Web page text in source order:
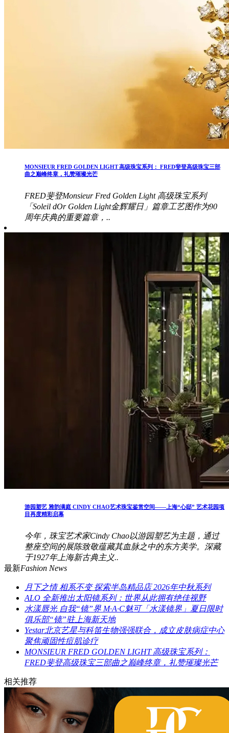
MONSIEUR FRED GOLDEN LIGHT 高级珠宝系列： FRED斐登高级珠宝三部
曲之巅峰终章，礼赞璀璨光芒
FRED斐登Monsieur Fred Golden Light 高级珠宝系列
「Soleil dOr Golden Light金辉耀日」篇章工艺图作为90
周年庆典的重要篇章，..
游园塑艺 雅韵满庭 CINDY CHAO艺术珠宝鉴赏空间——上海“心邸” 艺术花园项
目再度精彩启幕
今年，珠宝艺术家Cindy Chao以游园塑艺为主题，通过
整座空间的展陈致敬蕴藏其血脉之中的东方美学。深藏
于1927年上海新古典主义..
最新Fashion News
月下之情 相系不变 探索半岛精品店 2026年中秋系列
ALO 全新推出太阳镜系列：世界从此拥有绝佳视野
水漾唇光 自我“镜”界 M·A·C魅可「水漾镜界」夏日限时
俱乐部“镜”驻上海新天地
Yestar北京艺星与科笛生物强强联合，成立皮肤病症中心
聚焦顽固性痘肌诊疗
MONSIEUR FRED GOLDEN LIGHT 高级珠宝系列：
FRED斐登高级珠宝三部曲之巅峰终章，礼赞璀璨光芒
相关推荐